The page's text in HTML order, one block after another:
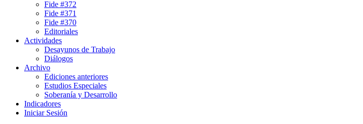
Fide #372
Fide #371
Fide #370
Editoriales
Actividades
Desayunos de Trabajo
Diálogos
Archivo
Ediciones anteriores
Estudios Especiales
Soberanía y Desarrollo
Indicadores
Iniciar Sesión